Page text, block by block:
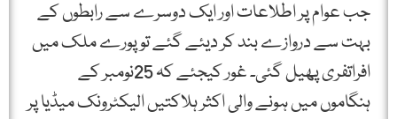
جب عوام پر اطلاعات اور ایک دوسرے سے رابطوں کے
بہت سے دروازے بند کر دیئے گئے تو پورے ملک میں
افراتفری پھیل گئی۔ غور کیجئے کہ 25نومبر کے
ہنگاموں میں ہونے والی اکثر ہلاکتیں الیکٹرونک میڈیا پر